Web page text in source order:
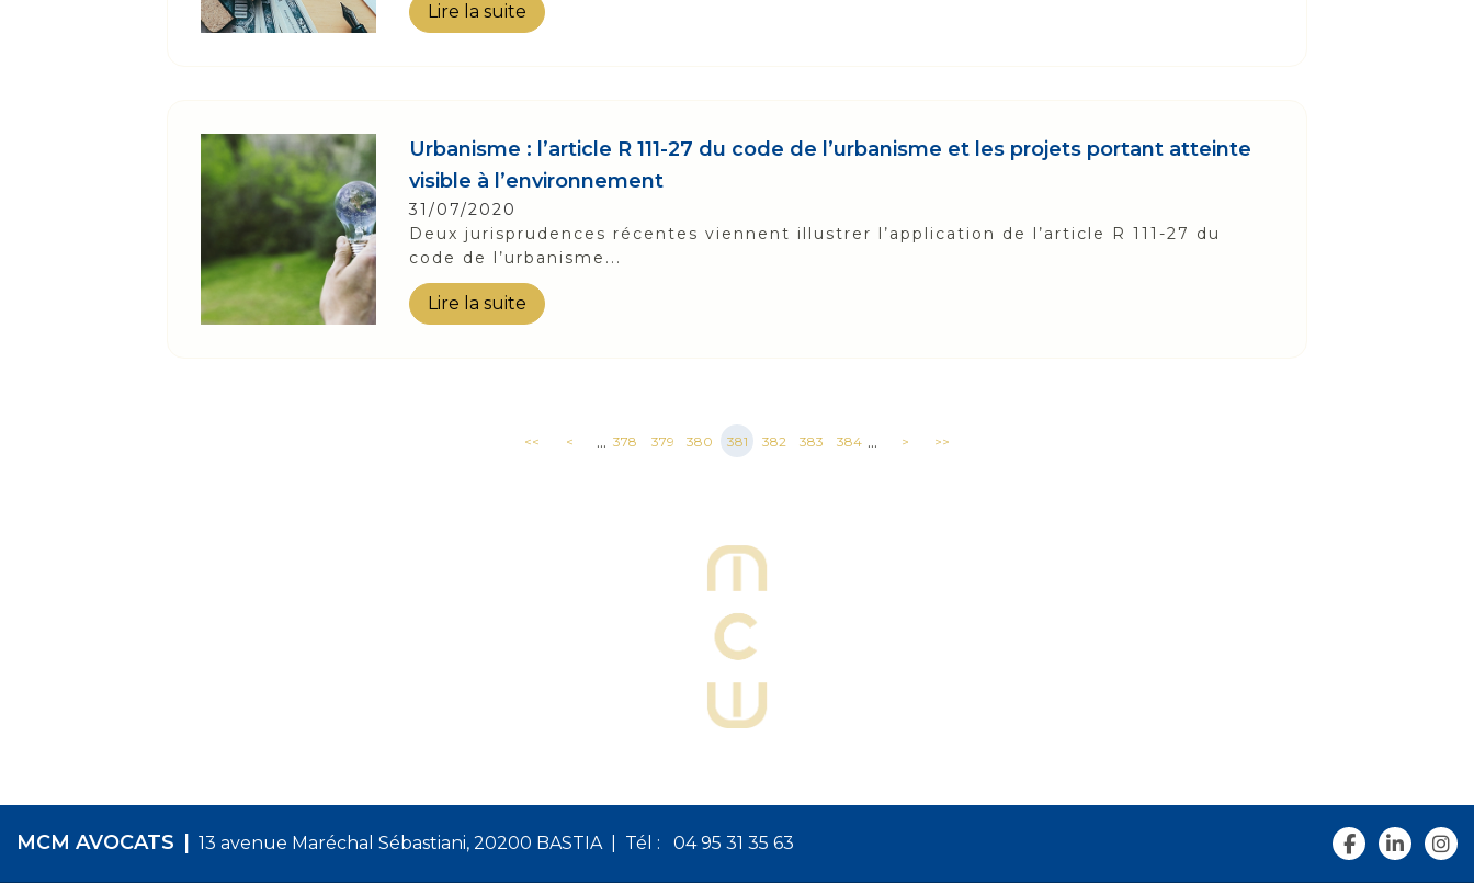
Lire la suite
Urbanisme : l’article R 111-27 du code de l’urbanisme et les projets portant atteinte
visible à l’environnement
31/07/2020
Deux jurisprudences récentes viennent illustrer l’application de l’article R 111-27 du
code de l’urbanisme...
Lire la suite
<< < ... 378 379 380 381 382 383 384 ... > >>
MCM AVOCATS 13 avenue Maréchal Sébastiani, 20200 BASTIA Tél : 04 95 31 35 63